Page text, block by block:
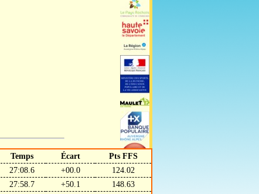
Temps Écart
Pts FFS
27:08.6 +00.0
124.02
27:58.7 +50.1
148.63